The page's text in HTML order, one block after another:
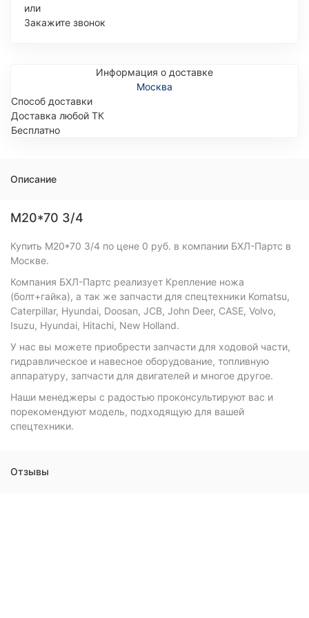
или
Закажите звонок
Информация о доставке
Москва
Способ доставки
Доставка любой ТК
Бесплатно
Описание
М20*70 3/4
Купить М20*70 3/4 по цене 0 руб. в компании БХЛ-Партс в
Москве.
Компания БХЛ-Партс реализует Крепление ножа
(болт+гайка), а так же запчасти для спецтехники Komatsu,
Caterpillar, Hyundai, Doosan, JCB, John Deer, CASE, Volvo,
Isuzu, Hyundai, Hitachi, New Holland.
У нас вы можете приобрести запчасти для ходовой части,
гидравлическое и навесное оборудование, топливную
аппаратуру, запчасти для двигателей и многое другое.
Наши менеджеры с радостью проконсультируют вас и
порекомендуют модель, подходящую для вашей
спецтехники.
Отзывы